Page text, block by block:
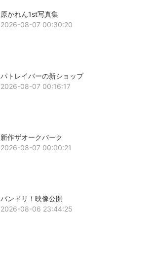
原かれん1st写真集
2026-08-07 00:30:20
パトレイバーの新ショップ
2026-08-07 00:16:17
新作ザオークバーク
2026-08-07 00:00:21
バンドリ！映像公開
2026-08-06 23:44:25